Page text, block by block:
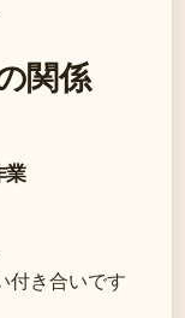
関係
業
付き合いです